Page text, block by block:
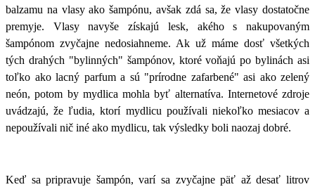
balzamu na vlasy ako šampónu, avšak zdá sa, že vlasy dostatočne
premyje. Vlasy navyše získajú lesk, akého s nakupovaným
šampónom zvyčajne nedosiahneme. Ak už máme dosť všetkých
tých drahých "bylinných" šampónov, ktoré voňajú po bylinách asi
toľko ako lacný parfum a sú "prírodne zafarbené" asi ako zelený
neón, potom by mydlica mohla byť alternatíva. Internetové zdroje
uvádzajú, že ľudia, ktorí mydlicu používali niekoľko mesiacov a
nepoužívali nič iné ako mydlicu, tak výsledky boli naozaj dobré.
Keď sa pripravuje šampón, varí sa zvyčajne päť až desať litrov